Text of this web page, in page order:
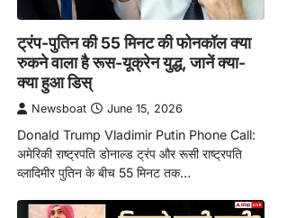
ट्रंप-पुतिन की 55 मिनट की फोनकॉल क्या
रुकने वाला है रूस-यूक्रेन युद्ध, जानें क्या-
क्या हुआ डिस्
Newsboat June 15, 2026
Donald Trump Vladimir Putin Phone Call:
अमेरिकी राष्ट्रपति डोनाल्ड ट्रंप और रूसी राष्ट्रपति
व्लादिमीर पुतिन के बीच 55 मिनट तक…